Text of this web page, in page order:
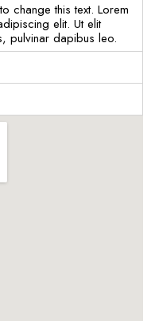
change this text. Lorem
elit. Ut elit
pulvinar dapibus leo.